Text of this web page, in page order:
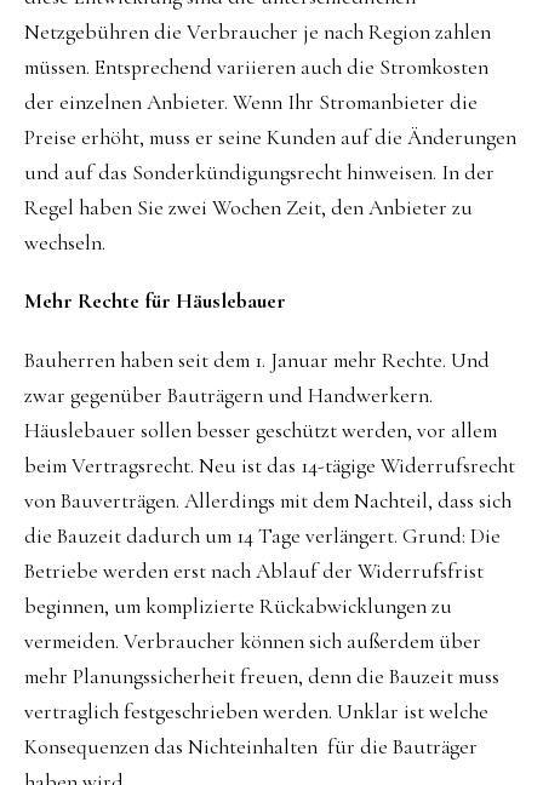
Netzgebühren die Verbraucher je nach Region zahlen
müssen. Entsprechend variieren auch die Stromkosten
der einzelnen Anbieter. Wenn Ihr Stromanbieter die
Preise erhöht, muss er seine Kunden auf die Änderungen
und auf das Sonderkündigungsrecht hinweisen. In der
Regel haben Sie zwei Wochen Zeit, den Anbieter zu
wechseln.
Mehr Rechte für Häuslebauer
Bauherren haben seit dem 1. Januar mehr Rechte. Und
zwar gegenüber Bauträgern und Handwerkern.
Häuslebauer sollen besser geschützt werden, vor allem
beim Vertragsrecht. Neu ist das 14-tägige Widerrufsrecht
von Bauverträgen. Allerdings mit dem Nachteil, dass sich
die Bauzeit dadurch um 14 Tage verlängert. Grund: Die
Betriebe werden erst nach Ablauf der Widerrufsfrist
beginnen, um komplizierte Rückabwicklungen zu
vermeiden. Verbraucher können sich außerdem über
mehr Planungssicherheit freuen, denn die Bauzeit muss
vertraglich festgeschrieben werden. Unklar ist welche
Konsequenzen das Nichteinhalten für die Bauträger